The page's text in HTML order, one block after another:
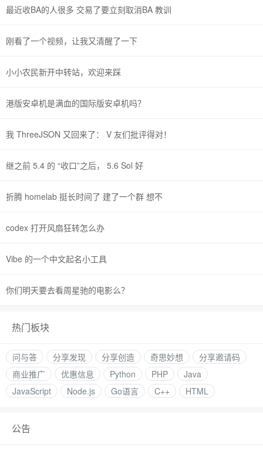
最近收BA的人很多 交易了要立刻取消BA 教训
刚看了一个视频，让我又清醒了一下
小小农民新开中转站，欢迎来踩
港版安卓机是满血的国际版安卓机吗？
我 ThreeJSON 又回来了： V 友们批评得对！
继之前 5.4 的 “收口”之后， 5.6 Sol 好
折腾 homelab 挺长时间了 建了一个群 想不
codex 打开风扇狂转怎么办
Vibe 的一个中文起名小工具
你们明天要去看周星驰的电影么？
热门板块
问与答 分享发现 分享创造 奇思妙想
分享邀请码
商业推广
优惠信息 Python PHP
Java
JavaScript
Node.js Go语言 C++ HTML
公告